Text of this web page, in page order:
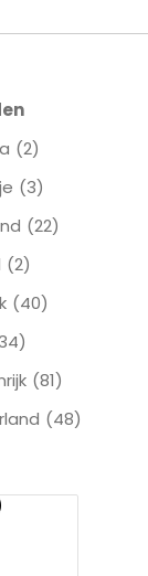
(2)
(3)
(22)
(2)
(40)
(81)
(48)